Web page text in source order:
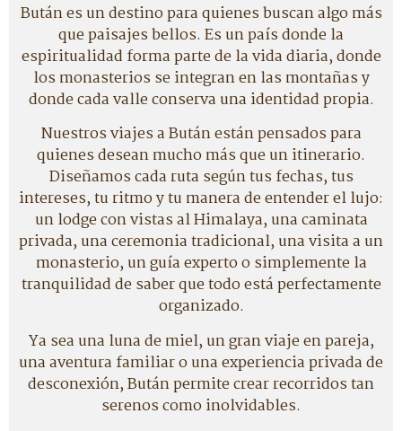
Bután es un destino para quienes buscan algo más
que paisajes bellos. Es un país donde la
espiritualidad forma parte de la vida diaria, donde
los monasterios se integran en las montañas y
donde cada valle conserva una identidad propia.
Nuestros viajes a Bután están pensados para
quienes desean mucho más que un itinerario.
Diseñamos cada ruta según tus fechas, tus
intereses, tu ritmo y tu manera de entender el lujo:
un lodge con vistas al Himalaya, una caminata
privada, una ceremonia tradicional, una visita a un
monasterio, un guía experto o simplemente la
tranquilidad de saber que todo está perfectamente
organizado.
Ya sea una luna de miel, un gran viaje en pareja,
una aventura familiar o una experiencia privada de
desconexión, Bután permite crear recorridos tan
serenos como inolvidables.